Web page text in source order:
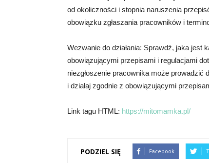
od okoliczności i stopnia naruszenia
obowiązku zgłaszania pracowników i
Wezwanie do działania: Sprawdź, jaka jest
obowiązującymi przepisami i regulacjami
niezgłoszenie pracownika może
i działaj zgodnie z obowiązującymi
Link tagu HTML: https://mitomamka.pl/
PODZIEL SIĘ Facebook